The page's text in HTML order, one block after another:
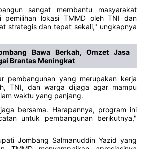
sangat membantu masyarakat
pemilihan lokasi TMMD oleh TNI dan
strategis dan tepat sekali," ungkapnya
Bawa Berkah, Omzet Jasa
Brantas Meningkat
pembangunan yang merupakan kerja
TNI, dan warga dijaga agar mampu
waktu yang panjang.
bersama. Harapannya, program ini
untuk pembangunan berikutnya,"
Jombang Salmanuddin Yazid yang